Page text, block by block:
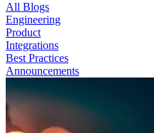
All Blogs
Engineering
Product
Integrations
Best Practices
Announcements